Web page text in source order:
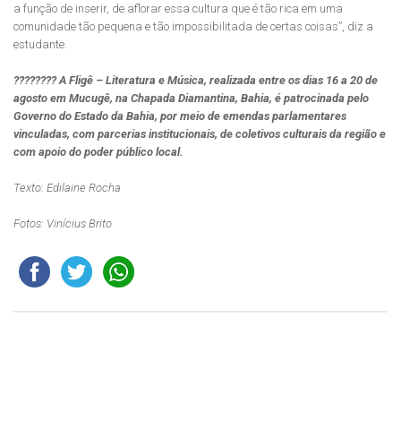
a função de inserir, de aflorar essa cultura que é tão rica em uma
comunidade tão pequena e tão impossibilitada de certas coisas”, diz a
estudante.
???????? A Fligê – Literatura e Música, realizada entre os dias 16 a 20 de
agosto em Mucugê, na Chapada Diamantina, Bahia, é patrocinada pelo
Governo do Estado da Bahia, por meio de emendas parlamentares
vinculadas, com parcerias institucionais, de coletivos culturais da região e
com apoio do poder público local.
Texto: Edilaine Rocha
Fotos: Vinícius Brito